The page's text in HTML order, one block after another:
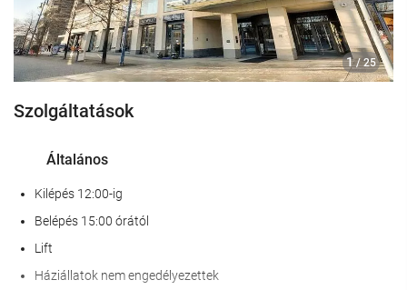
1 / 25
Szolgáltatások
Általános
Kilépés 12:00-ig
Belépés 15:00 órától
Lift
Háziállatok nem engedélyezettek